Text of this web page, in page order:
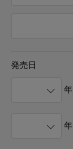
発売日
年
年